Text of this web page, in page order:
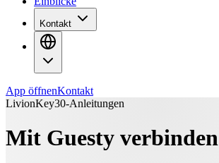
Kontakt
App öffnenKontakt
LivionKey30-Anleitungen
Mit Guesty verbinden